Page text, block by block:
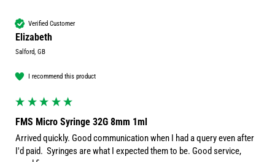
Verified Customer
Elizabeth
Salford, GB
I recommend this product
FMS Micro Syringe 32G 8mm 1ml
Arrived quickly. Good communication when I had a query even after
I'd paid.  Syringes are what I expected them to be. Good service,